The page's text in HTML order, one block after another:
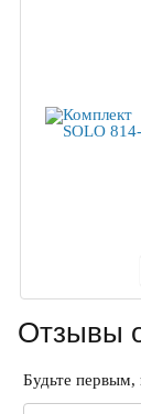
Отзывы
Будьте первым,